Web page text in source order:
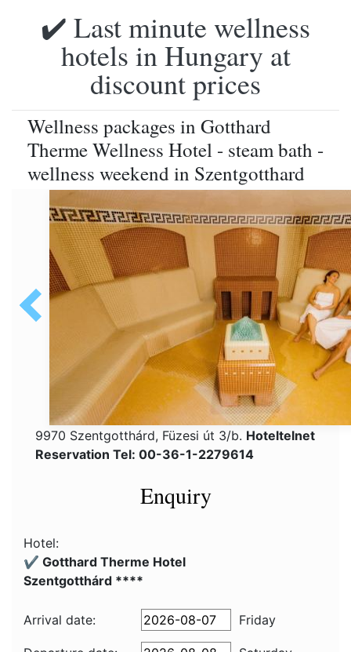
✔️ Last minute wellness
hotels in Hungary at
discount prices
Wellness packages in Gotthard
Therme Wellness Hotel - steam bath -
wellness weekend in Szentgotthard
9970 Szentgotthárd, Füzesi út 3/b. Hoteltelnet
Reservation Tel: 00-36-1-2279614
Enquiry
Hotel:
✔️ Gotthard Therme Hotel
Szentgotthárd ****
Arrival date: Friday